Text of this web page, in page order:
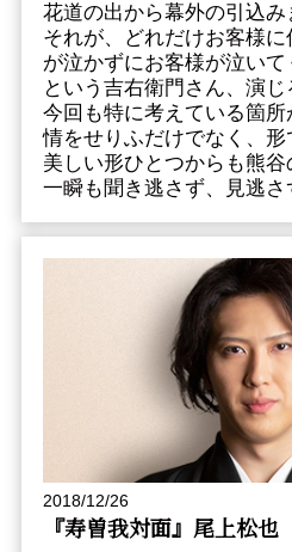
花道の出から幕外の引込み
それが、どれだけお客様
が泣かずにお客様が泣いて
という吉右衛門さん、演じ
今回も特に考えている箇
情をせりふだけでなく、形
美しい形ひとつからも熊谷
一瞬も聞き逃さず、見逃さ
2018/12/26
『寿曽我対面』尾上松也